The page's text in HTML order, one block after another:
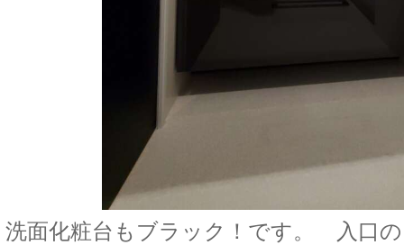
洗面化粧台もブラック！です。 入口